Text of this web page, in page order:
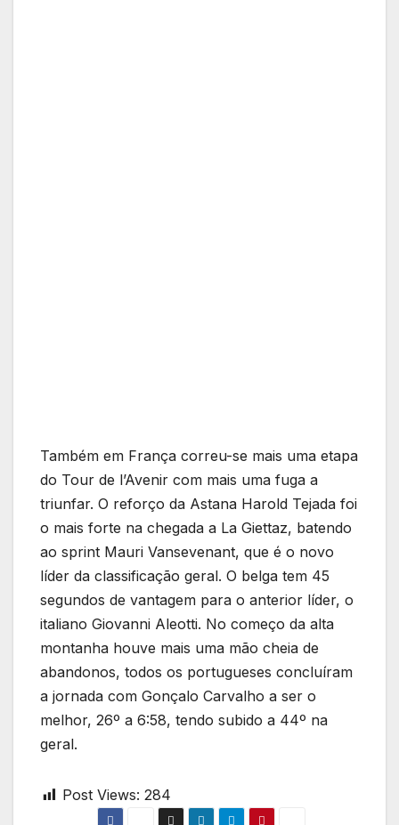
Também em França correu-se mais uma etapa
do Tour de l’Avenir com mais uma fuga a
triunfar. O reforço da Astana Harold Tejada foi
o mais forte na chegada a La Giettaz, batendo
ao sprint Mauri Vansevenant, que é o novo
líder da classificação geral. O belga tem 45
segundos de vantagem para o anterior líder, o
italiano Giovanni Aleotti. No começo da alta
montanha houve mais uma mão cheia de
abandonos, todos os portugueses concluíram
a jornada com Gonçalo Carvalho a ser o
melhor, 26º a 6:58, tendo subido a 44º na
geral.
Post Views: 284